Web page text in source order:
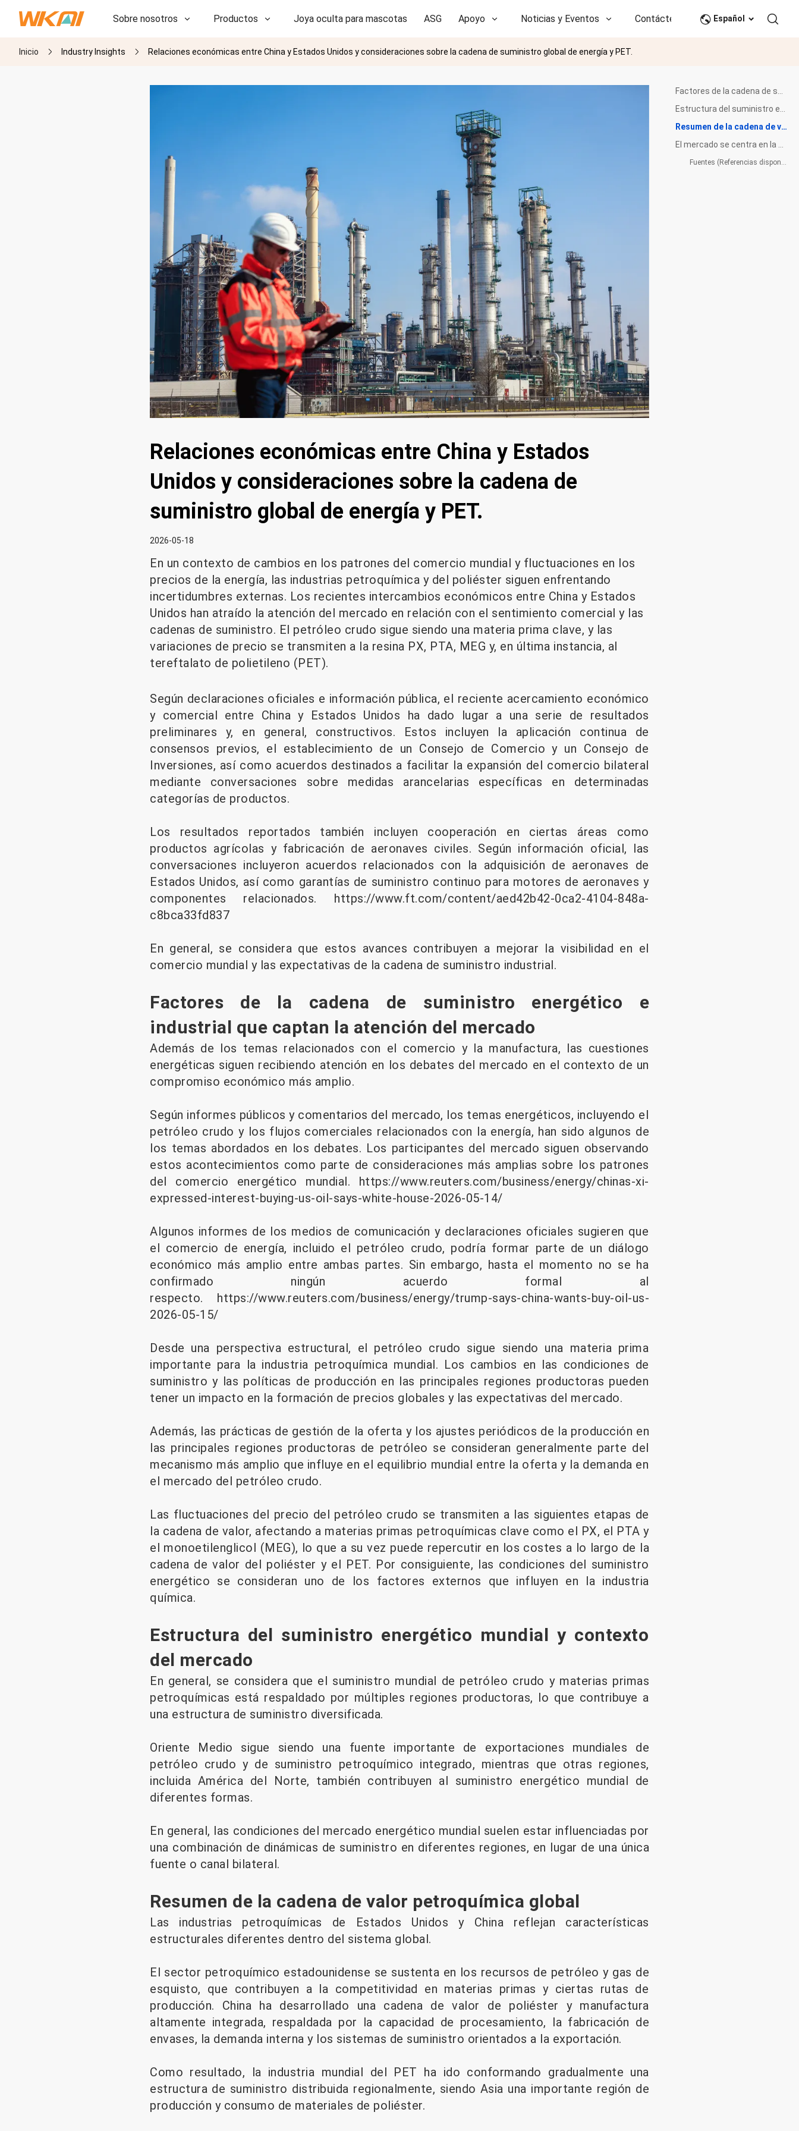
Sobre nosotros Productos Joya oculta para mascotas ASG Apoyo Noticias y Eventos Contáctenos CN
I+D
Español
Inicio Industry Insights Relaciones económicas entre China y Estados Unidos y consideraciones sobre la cadena de suministro global de energía y PET.
Resumen de la cadena de valor petroquímica global
Fuentes (Referencias disponibles públicamente)
Relaciones económicas entre China y Estados
Unidos y consideraciones sobre la cadena de
suministro global de energía y PET.
2026-05-18
En un contexto de cambios en los patrones del comercio mundial y fluctuaciones en los
precios de la energía, las industrias petroquímica y del poliéster siguen enfrentando
incertidumbres externas. Los recientes intercambios económicos entre China y Estados
Unidos han atraído la atención del mercado en relación con el sentimiento comercial y las
cadenas de suministro. El petróleo crudo sigue siendo una materia prima clave, y las
variaciones de precio se transmiten a la resina PX, PTA, MEG y, en última instancia, al
tereftalato de polietileno (PET).
Según declaraciones oficiales e información pública, el reciente acercamiento económico
y comercial entre China y Estados Unidos ha dado lugar a una serie de resultados
preliminares y, en general, constructivos. Estos incluyen la aplicación continua de
consensos previos, el establecimiento de un Consejo de Comercio y un Consejo de
Inversiones, así como acuerdos destinados a facilitar la expansión del comercio bilateral
mediante conversaciones sobre medidas arancelarias específicas en determinadas
categorías de productos.
Los resultados reportados también incluyen cooperación en ciertas áreas como
productos agrícolas y fabricación de aeronaves civiles. Según información oficial, las
conversaciones incluyeron acuerdos relacionados con la adquisición de aeronaves de
Estados Unidos, así como garantías de suministro continuo para motores de aeronaves y
componentes relacionados. https://www.ft.com/content/aed42b42-0ca2-4104-848a-
c8bca33fd837
En general, se considera que estos avances contribuyen a mejorar la visibilidad en el
comercio mundial y las expectativas de la cadena de suministro industrial.
Factores de la cadena de suministro energético e
industrial que captan la atención del mercado
Además de los temas relacionados con el comercio y la manufactura, las cuestiones
energéticas siguen recibiendo atención en los debates del mercado en el contexto de un
compromiso económico más amplio.
Según informes públicos y comentarios del mercado, los temas energéticos, incluyendo el
petróleo crudo y los flujos comerciales relacionados con la energía, han sido algunos de
los temas abordados en los debates. Los participantes del mercado siguen observando
estos acontecimientos como parte de consideraciones más amplias sobre los patrones
del comercio energético mundial. https://www.reuters.com/business/energy/chinas-xi-
expressed-interest-buying-us-oil-says-white-house-2026-05-14/
Algunos informes de los medios de comunicación y declaraciones oficiales sugieren que
el comercio de energía, incluido el petróleo crudo, podría formar parte de un diálogo
económico más amplio entre ambas partes. Sin embargo, hasta el momento no se ha
confirmado ningún acuerdo formal al
respecto. https://www.reuters.com/business/energy/trump-says-china-wants-buy-oil-us-
2026-05-15/
Desde una perspectiva estructural, el petróleo crudo sigue siendo una materia prima
importante para la industria petroquímica mundial. Los cambios en las condiciones de
suministro y las políticas de producción en las principales regiones productoras pueden
tener un impacto en la formación de precios globales y las expectativas del mercado.
Además, las prácticas de gestión de la oferta y los ajustes periódicos de la producción en
las principales regiones productoras de petróleo se consideran generalmente parte del
mecanismo más amplio que influye en el equilibrio mundial entre la oferta y la demanda en
el mercado del petróleo crudo.
Las fluctuaciones del precio del petróleo crudo se transmiten a las siguientes etapas de
la cadena de valor, afectando a materias primas petroquímicas clave como el PX, el PTA y
el monoetilenglicol (MEG), lo que a su vez puede repercutir en los costes a lo largo de la
cadena de valor del poliéster y el PET. Por consiguiente, las condiciones del suministro
energético se consideran uno de los factores externos que influyen en la industria
química.
Estructura del suministro energético mundial y contexto
del mercado
En general, se considera que el suministro mundial de petróleo crudo y materias primas
petroquímicas está respaldado por múltiples regiones productoras, lo que contribuye a
una estructura de suministro diversificada.
Oriente Medio sigue siendo una fuente importante de exportaciones mundiales de
petróleo crudo y de suministro petroquímico integrado, mientras que otras regiones,
incluida América del Norte, también contribuyen al suministro energético mundial de
diferentes formas.
En general, las condiciones del mercado energético mundial suelen estar influenciadas por
una combinación de dinámicas de suministro en diferentes regiones, en lugar de una única
fuente o canal bilateral.
Resumen de la cadena de valor petroquímica global
Las industrias petroquímicas de Estados Unidos y China reflejan características
estructurales diferentes dentro del sistema global.
El sector petroquímico estadounidense se sustenta en los recursos de petróleo y gas de
esquisto, que contribuyen a la competitividad en materias primas y ciertas rutas de
producción. China ha desarrollado una cadena de valor de poliéster y manufactura
altamente integrada, respaldada por la capacidad de procesamiento, la fabricación de
envases, la demanda interna y los sistemas de suministro orientados a la exportación.
Como resultado, la industria mundial del PET ha ido conformando gradualmente una
estructura de suministro distribuida regionalmente, siendo Asia una importante región de
producción y consumo de materiales de poliéster.